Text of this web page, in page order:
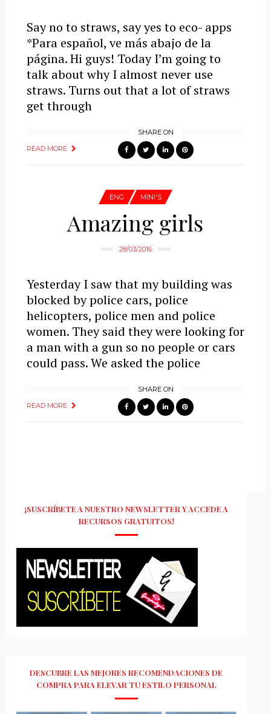
Say no to straws, say yes to eco- apps
*Para español, ve más abajo de la
página. Hi guys! Today I’m going to
talk about why I almost never use
straws. Turns out that a lot of straws
get through
READ MORE
SHARE ON
ENG MINI'S
Amazing girls
28/03/2016
Yesterday I saw that my building was
blocked by police cars, police
helicopters, police men and police
women. They said they were looking for
a man with a gun so no people or cars
could pass. We asked the police
READ MORE
SHARE ON
¡SUSCRÍBETE A NUESTRO NEWSLETTER Y ACCEDE A
RECURSOS GRATUITOS!
DESCUBRE LAS MEJORES RECOMENDACIONES DE
COMPRA PARA ELEVAR TU ESTILO PERSONAL